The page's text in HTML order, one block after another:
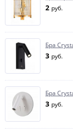
2 руб.
Бра
3 руб.
Бра
3 руб.